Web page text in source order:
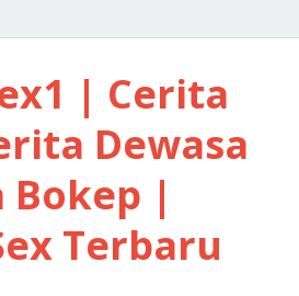
| Cerita
Dewasa
Bokep |
Terbaru